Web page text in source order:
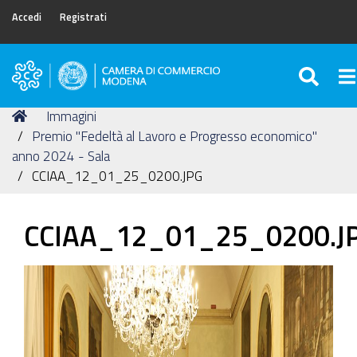
Accedi Registrati
Camera
Commercio
di
Modena
Tu
sei
qui:
Home
Immagini
Premio "Fedeltà al Lavoro e Progresso economico"
anno 2024 - Sala
CCIAA_12_01_25_0200.JPG